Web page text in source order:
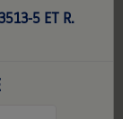
5 ET R.